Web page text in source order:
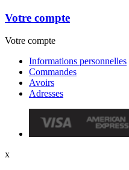
Votre compte
Votre compte
Informations personnelles
Commandes
Avoirs
Adresses
x